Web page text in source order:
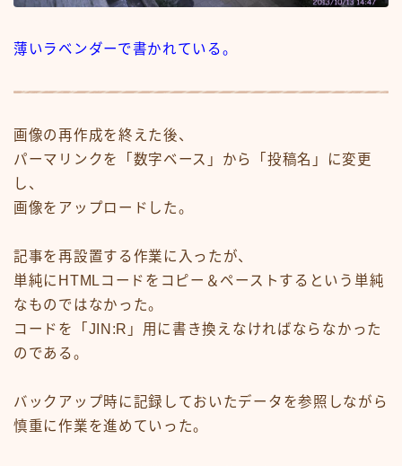
薄いラベンダーで書かれている。
画像の再作成を終えた後、
パーマリンクを「数字ベース」から「投稿名」に変更
し、
画像をアップロードした。
記事を再設置する作業に入ったが、
単純にHTMLコードをコピー＆ペーストするという単純
なものではなかった。
コードを「JIN:R」用に書き換えなければならなかった
のである。
バックアップ時に記録しておいたデータを参照しながら
慎重に作業を進めていった。